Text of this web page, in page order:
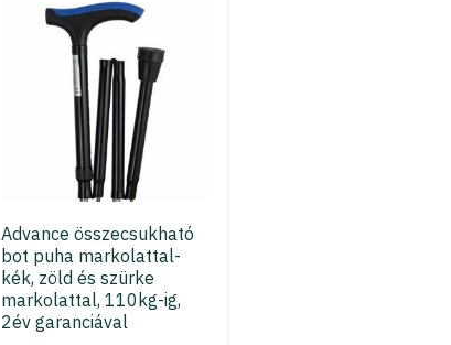
Advance összecsukható
bot puha markolattal-
kék, zöld és szürke
markolattal, 110kg-ig,
2év garanciával